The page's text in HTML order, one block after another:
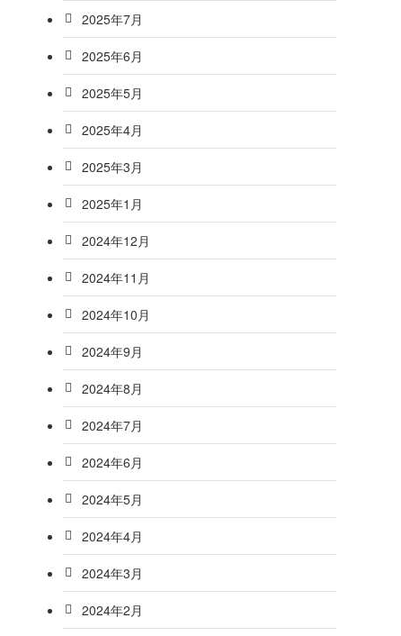
2025年7月
2025年6月
2025年5月
2025年4月
2025年3月
2025年1月
2024年12月
2024年11月
2024年10月
2024年9月
2024年8月
2024年7月
2024年6月
2024年5月
2024年4月
2024年3月
2024年2月